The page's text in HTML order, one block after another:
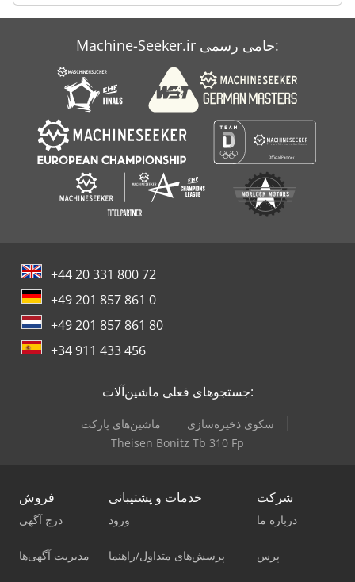
Machine-Seeker.ir حامی رسمی:
+44 20 331 800 72
+49 201 857 861 0
+49 201 857 861 80
+34 911 433 456
جستجوهای فعلی ماشین‌آلات:
ماشین‌های پارکت
سکوی ذخیره‌سازی
Theisen Bonitz Tb 310 Fp
فروش
درج آگهی
مدیریت آگهی‌ها
خدمات و پشتیبانی
ورود
پرسش‌های متداول/راهنما
شرکت
درباره ما
پرس